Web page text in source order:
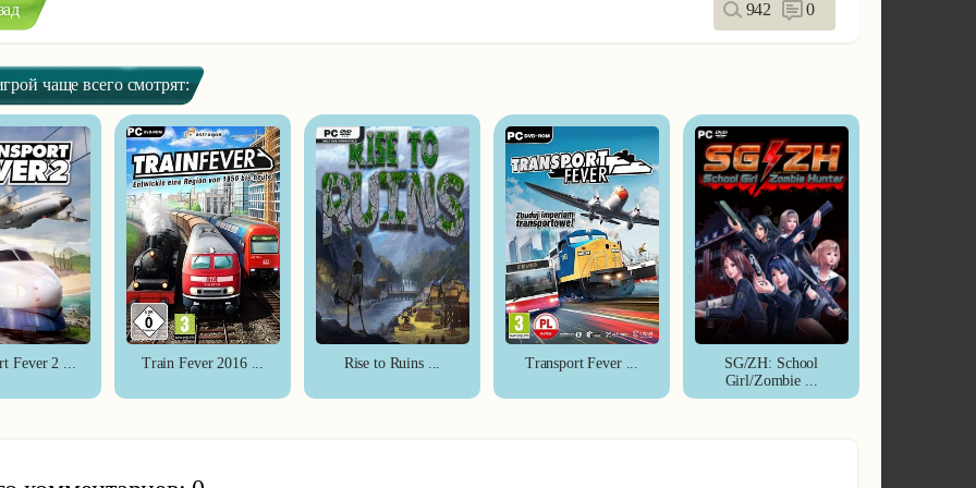
942 0
чаще всего смотрят:
Fever 2 ... Train Fever 2016 ... Rise to Ruins ... Transport Fever ...
SG/ZH: School
Girl/Zombie ...